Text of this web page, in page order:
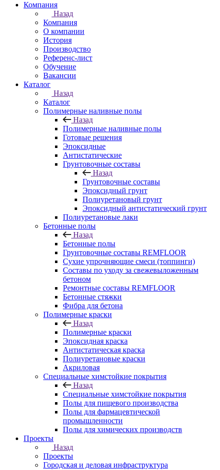
Компания
Назад
Компания
О компании
История
Производство
Референс-лист
Обучение
Вакансии
Каталог
Назад
Каталог
Полимерные наливные полы
Назад
Полимерные наливные полы
Готовые решения
Эпоксидные
Антистатические
Грунтовочные составы
Назад
Грунтовочные составы
Эпоксидный грунт
Полиуретановый грунт
Эпоксидный антистатический грунт
Полиуретановые лаки
Бетонные полы
Назад
Бетонные полы
Грунтовочные составы REMFLOOR
Сухие упрочняющие смеси (топпинги)
Составы по уходу за свежевыложенным
бетоном
Ремонтные составы REMFLOOR
Бетонные стяжки
Фибра для бетона
Полимерные краски
Назад
Полимерные краски
Эпоксидная краска
Антистатическая краска
Полиуретановые краски
Акриловая
Специальные химстойкие покрытия
Назад
Специальные химстойкие покрытия
Полы для пищевого производства
Полы для фармацевтической
промышленности
Полы для химических производств
Проекты
Назад
Проекты
Городская и деловая инфраструктура